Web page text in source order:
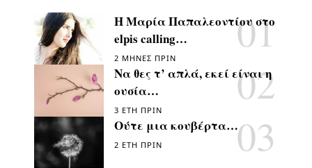
Η Μαρία Παπαλεοντίου στο
elpis calling…
2 ΜΉΝΕΣ ΠΡΙΝ
Να θες τ’ απλά, εκεί είναι η
ουσία…
3 ΈΤΗ ΠΡΙΝ
Ούτε μια κουβέρτα…
2 ΈΤΗ ΠΡΙΝ